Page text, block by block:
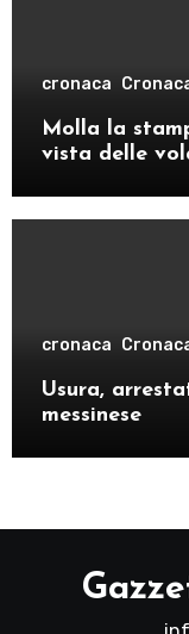
cronaca
Molla la
vista delle
cronaca
Usura,
messinese